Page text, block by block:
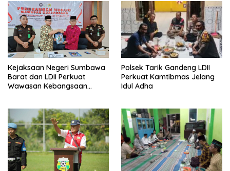
Kejaksaan Negeri Sumbawa
Barat dan LDII Perkuat
Wawasan Kebangsaan
Polsek Tarik Gandeng LDII
Perkuat Kamtibmas Jelang
Idul Adha